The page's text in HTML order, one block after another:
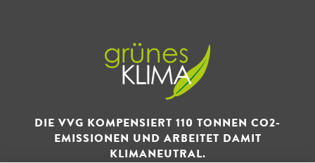
DIE VVG KOMPENSIERT 110 TONNEN CO2-
EMISSIONEN UND ARBEITET DAMIT
KLIMANEUTRAL.